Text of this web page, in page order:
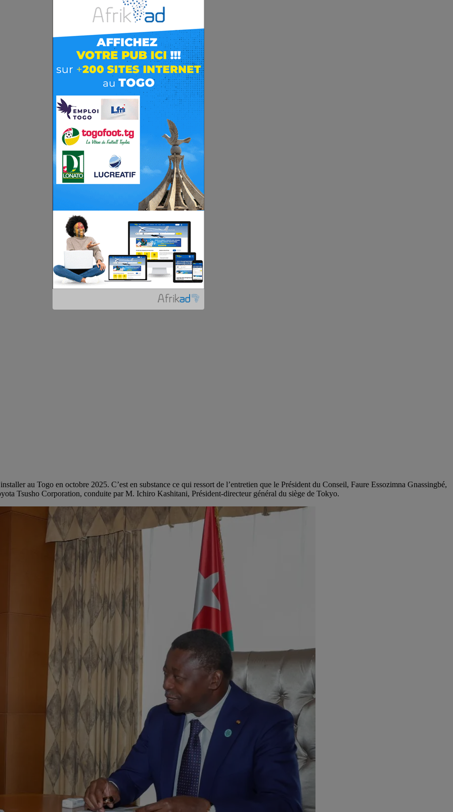
au Togo en octobre 2025. C’est en substance ce qui ressort de l’entretien que le Président du Conseil, Faure Essozimna Gnassingbé,
Tsusho Corporation, conduite par M. Ichiro Kashitani, Président-directeur général du siège de Tokyo.